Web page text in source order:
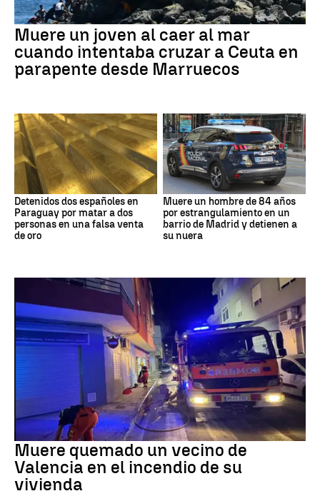
Muere un joven al caer al mar
cuando intentaba cruzar a Ceuta en
parapente desde Marruecos
Detenidos dos españoles en
Paraguay por matar a dos
personas en una falsa venta
de oro
Muere un hombre de 84 años
por estrangulamiento en un
barrio de Madrid y detienen a
su nuera
INCENDIO
Muere quemado un vecino de
Valencia en el incendio de su
vivienda